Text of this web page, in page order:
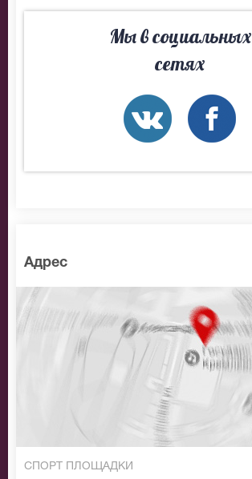
Мы в социальных
сетях
Адрес
СПОРТ ПЛОЩАДКИ